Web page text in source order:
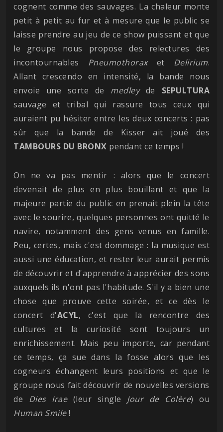
cognent comme des sauvages. La chaleur monte
petit à petit au fur et à mesure que le public se
laisse prendre au jeu de ce show puissant et que
le groupe nous propose des relectures des
incontournables Pneumothoraxet Delirium.
Allant crescendo en intensité, la bande nous
envoie une sorte de medleyde SEPULTURA
sauvage et tribal qui rassure tous ceux qui
auraient pu hésiter entre les deux concerts : pas
sûr que la bande de Kisser ait joué des
TAMBOURS DU BRONX pendant ce temps !
On ne va pas mentir : alors que le concert
devenait de plus en plus bouillant et que la
majeure partie du public en prenait plein la tête
avec le sourire, quelques personnes ont quitté le
navire, notamment des gens venus en famille.
Peu, certes, mais c'est dommage : la musique est
aussi une éducation, et rester leur aurait permis
de découvrir et d'apprendre à apprécier des sons
auxquels ils n'ont pas l'habitude. S'il y a bien une
chose que prouve cette soirée, et ce dès le
concert d'ACYL, c'est que la rencontre des
cultures et la curiosité sont toujours un
enrichissement. Mais peu importe, car pendant
ce temps, ça sue dans la fosse alors que les
cogneurs échangent leurs positions et que le
groupe nous fait découvrir de nouvelles versions
de Dies Irae(leur single Jour de Colère) ou
Human Smile!